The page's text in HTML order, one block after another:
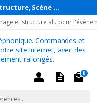
Scène ...
et structure alu pour
Commandes et
site internet, avec des
rallongés.
0